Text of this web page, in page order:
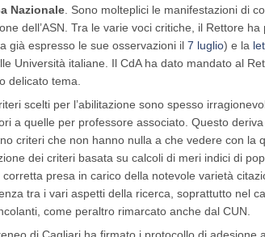
Nazionale. Sono molteplici le manifestazioni di
dell’ASN. Tra le varie voci critiche, il Rettore ha
già espresso le sue osservazioni il 7 luglio) e la
Università italiane. Il CdA ha dato mandato al
delicato tema.
scelti per l’abilitazione sono spesso
a quelle per professore associato. Questo
criteri che non hanno nulla a che vedere con la
dei criteri basata su calcoli di meri indici di
presa in carico della notevole varietà
tra i vari aspetti della ricerca, soprattutto nel
come peraltro rimarcato anche dal CUN.